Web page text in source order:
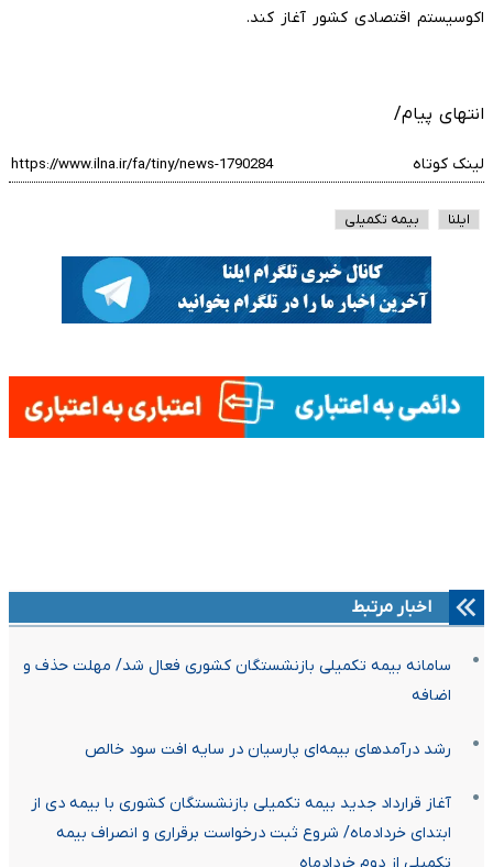
اکوسیستم اقتصادی کشور آغاز کند.
انتهای پیام/
لینک کوتاه
ایلنا بیمه تکمیلی
اخبار مرتبط
سامانه بیمه تکمیلی بازنشستگان کشوری فعال شد/ مهلت حذف و
اضافه
رشد درآمدهای بیمه‌ای پارسیان در سایه افت سود خالص
آغاز قرارداد جدید بیمه تکمیلی بازنشستگان کشوری با بیمه دی از
ابتدای خردادماه/ شروع ثبت درخواست برقراری و انصراف بیمه